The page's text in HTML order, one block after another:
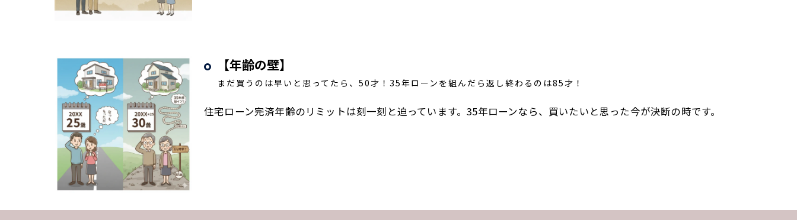
【年齢の壁】
まだ買うのは早いと思ってたら、50才！35年ローンを組んだら返し終わるのは85才！
住宅ローン完済年齢のリミットは刻一刻と迫っています。35年ローンなら、買いたいと思った今が決断の時です。